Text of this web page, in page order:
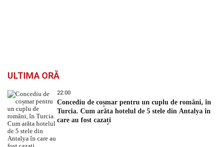
ULTIMA ORĂ
22:00
Concediu de coșmar pentru un cuplu de români, în
Turcia. Cum arăta hotelul de 5 stele din Antalya în
care au fost cazați